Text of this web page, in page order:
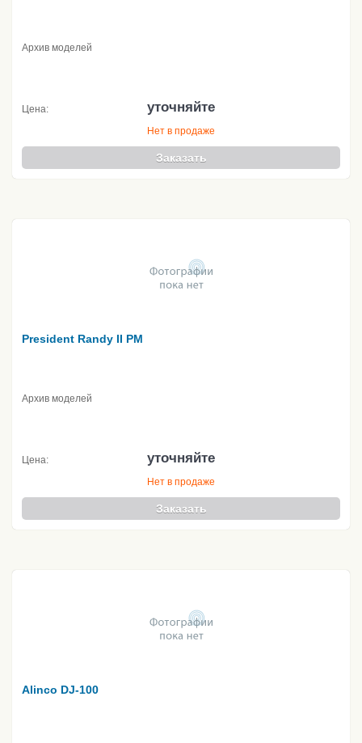
Архив моделей
Цена: уточняйте
Нет в продаже
Заказать
President Randy II PM
Архив моделей
Цена: уточняйте
Нет в продаже
Заказать
Alinco DJ-100